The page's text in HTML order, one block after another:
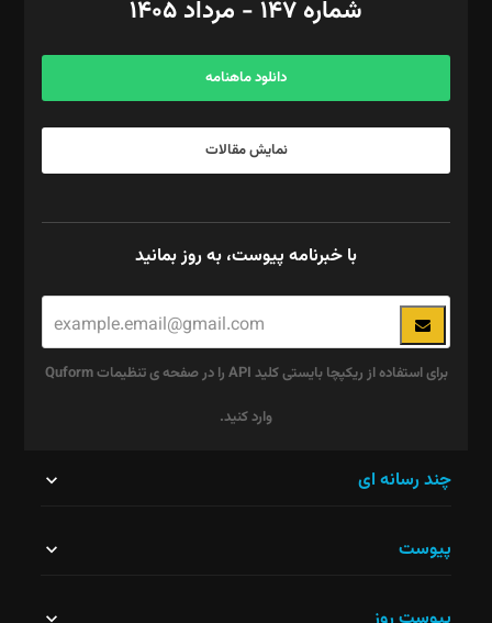
آگهی و مشترکین: ۰۹۱۹۹۹۹۰۴۵۴
شماره ۱۴۷ - مرداد ۱۴۰۵
دانلود ماهنامه
نمایش مقالات
با خبرنامه پیوست، به روز بمانید
برای استفاده از ریکپچا بایستی کلید API را در صفحه ی تنظیمات Quform
وارد کنید.
نباید
چند رسانه ای
پیوست